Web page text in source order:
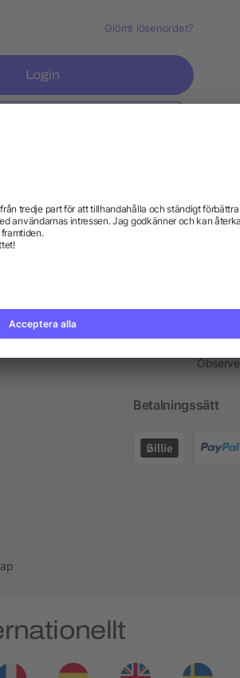
Glömt lösenordet?
Login
Blogg
Service
Kontakt
Betalningssätt